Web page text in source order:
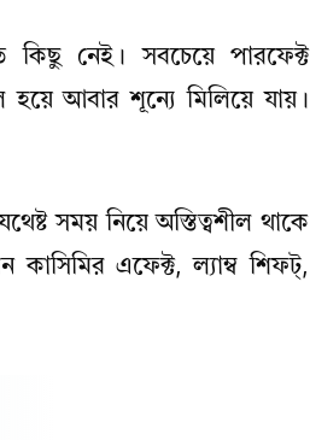
কিছু নেই। সবচেয়ে পারফেক্ট
হয়ে আবার শূন্যে মিলিয়ে যায়।
সময় নিয়ে অস্তিত্বশীল থাকে
কাসিমির এফেক্ট, ল্যাম্ব শিফট্‌,